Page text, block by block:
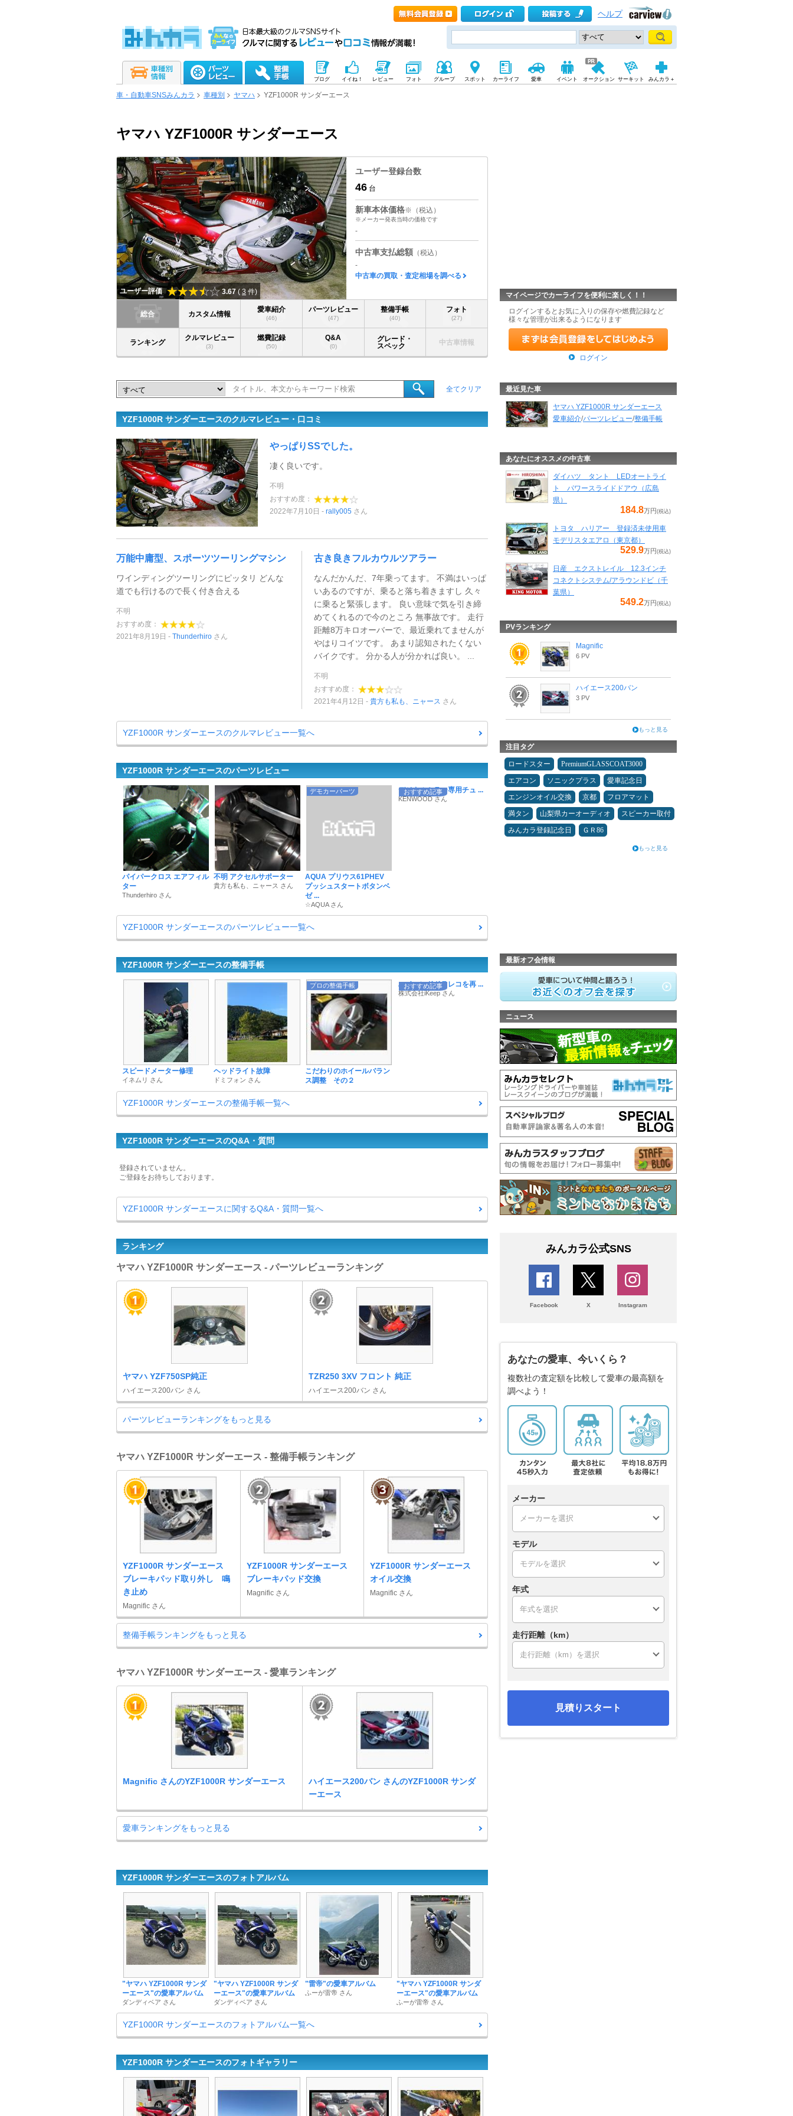
ヘルプ
ブログ イイね！ レビュー フォト グループ スポット カーライフ 愛車 イベント オークション サーキット みんカラ＋
車・自動車SNSみんカラ 車種別 ヤマハ YZF1000R サンダーエース
ヤマハ YZF1000R サンダーエース
ユーザー評価 3.67 ( 3 件)
ユーザー登録台数
46 台
新車本体価格※（税込）
※メーカー発表当時の価格です
-
中古車支払総額 （税込）
-
中古車の買取・査定相場を調べる
総合 カスタム情報
愛車紹介
(46)
パーツレビュー
(47)
整備手帳
(40)
フォト
(27)
ランキング
クルマレビュー
(3)
燃費記録
(50)
Q&A
(0)
グレード・
スペック
中古車情報
全てクリア
YZF1000R サンダーエースのクルマレビュー・口コミ
やっぱりSSでした。
凄く良いです。
不明
おすすめ度：
2022年7月10日
rally005 さん
万能中庸型、スポーツツーリングマシン
ワインディングツーリングにピッタリ どんな
道でも行けるので長く付き合える
不明
おすすめ度：
2021年8月19日
Thunderhiro さん
古き良きフルカウルツアラー
なんだかんだ、7年乗ってます。 不満はいっぱ
いあるのですが、乗ると落ち着きますし 久々
に乗ると緊張します。 良い意味で気を引き締
めてくれるので今のところ 無事故です。 走行
距離8万キロオーバーで、最近乗れてませんが
やはりコイツです。 あまり認知されたくない
バイクです。 分かる人が分かれば良い。 ...
不明
おすすめ度：
2021年4月12日
貴方も私も、ニャース さん
YZF1000R サンダーエースのクルマレビュー一覧へ
YZF1000R サンダーエースのパーツレビュー
パイパークロス エアフィル
ター
Thunderhiro さん
不明 アクセルサポーター
貴方も私も、ニャース さん
デモカーパーツ
AQUA プリウス61PHEV
プッシュスタートボタンベ
ゼ ...
☆AQUA さん
おすすめ記事
デジタルミラー専用チュ ...
KENWOOD さん
YZF1000R サンダーエースのパーツレビュー一覧へ
YZF1000R サンダーエースの整備手帳
スピードメーター修理
イネムリ さん
ヘッドライト故障
ドミフォン さん
プロの整備手帳
こだわりのホイールバラン
ス調整 その２
おすすめ記事
ハイエンドドラレコを再 ...
株式会社iKeep さん
YZF1000R サンダーエースの整備手帳一覧へ
YZF1000R サンダーエースのQ&A・質問
登録されていません。
ご登録をお待ちしております。
YZF1000R サンダーエースに関するQ&A・質問一覧へ
ランキング
ヤマハ YZF1000R サンダーエース - パーツレビューランキング
ヤマハ YZF750SP純正
ハイエース200バン さん
TZR250 3XV フロント 純正
ハイエース200バン さん
パーツレビューランキングをもっと見る
ヤマハ YZF1000R サンダーエース - 整備手帳ランキング
YZF1000R サンダーエース
ブレーキパッド取り外し 鳴
き止め
Magnific さん
YZF1000R サンダーエース
ブレーキパッド交換
Magnific さん
YZF1000R サンダーエース
オイル交換
Magnific さん
整備手帳ランキングをもっと見る
ヤマハ YZF1000R サンダーエース - 愛車ランキング
Magnific さんのYZF1000R サンダーエース
ハイエース200バン さんのYZF1000R サンダ
ーエース
愛車ランキングをもっと見る
YZF1000R サンダーエースのフォトアルバム
"ヤマハ YZF1000R サンダ
ーエース"の愛車アルバム
ダンディベア さん
"ヤマハ YZF1000R サンダ
ーエース"の愛車アルバム
ダンディベア さん
"雷帝"の愛車アルバム
ふーが雷帝 さん
"ヤマハ YZF1000R サンダ
ーエース"の愛車アルバム
ふーが雷帝 さん
YZF1000R サンダーエースのフォトアルバム一覧へ
YZF1000R サンダーエースのフォトギャラリー
マイページでカーライフを便利に楽しく！！
ログインするとお気に入りの保存や燃費記録など
様々な管理が出来るようになります
ログイン
最近見た車
ヤマハ YZF1000R サンダーエース
愛車紹介/パーツレビュー/整備手帳
あなたにオススメの中古車
ダイハツ タント LEDオートライ
ト パワースライドドアウ（広島
県）
184.8万円 (税込)
トヨタ ハリアー 登録済未使用車
モデリスタエアロ（東京都）
529.9万円 (税込)
日産 エクストレイル 12.3インチ
コネクトシステム/アラウンドビ（千
葉県）
549.2万円 (税込)
PVランキング
Magnific
6 PV
ハイエース200バン
3 PV
もっと見る
注目タグ
ロードスター
PremiumGLASSCOAT3000
エアコン
ソニックプラス
愛車記念日
エンジンオイル交換
京都
フロアマット
満タン
山梨県カーオーディオ
スピーカー取付
みんカラ登録記念日
ＧＲ86
もっと見る
最新オフ会情報
ニュース
みんカラ公式SNS
Facebook X Instagram
あなたの愛車、今いくら？
複数社の査定額を比較して愛車の最高額を
調べよう！
メーカー
モデル
年式
走行距離（km）
見積りスタート